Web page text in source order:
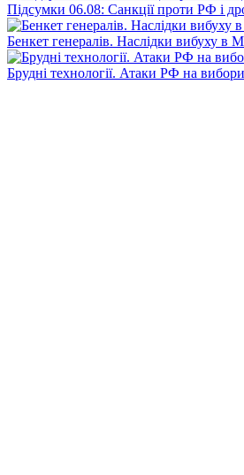
Підсумки 06.08: Санкції проти РФ і
Бенкет генералів. Наслідки вибуху в
Брудні технології. Атаки РФ на